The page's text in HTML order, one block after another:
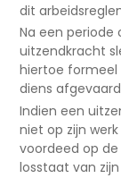
dit
Na een periode
uitzendkracht
hiertoe
diens
Indien een
niet op zijn
voordeed op
losstaat van